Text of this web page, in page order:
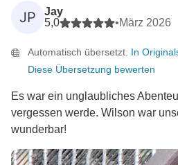
JP
Jay
5,0
•März 2026
Automatisch übersetzt. In
Diese Übersetzung bewerten
Es war ein unglaubliches
vergessen werde. Wilson war
wunderbar!